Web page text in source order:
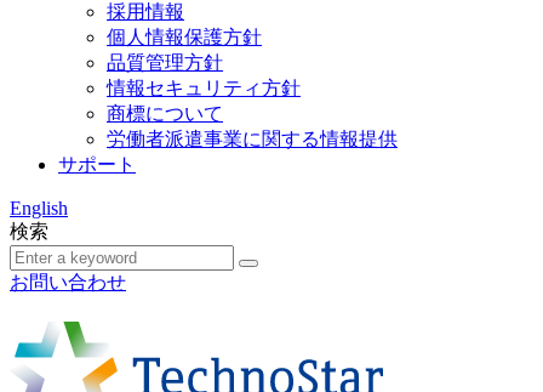
採用情報
個人情報保護方針
品質管理方針
情報セキュリティ方針
商標について
労働者派遣事業に関する情報提供
サポート
English
検索
お問い合わせ